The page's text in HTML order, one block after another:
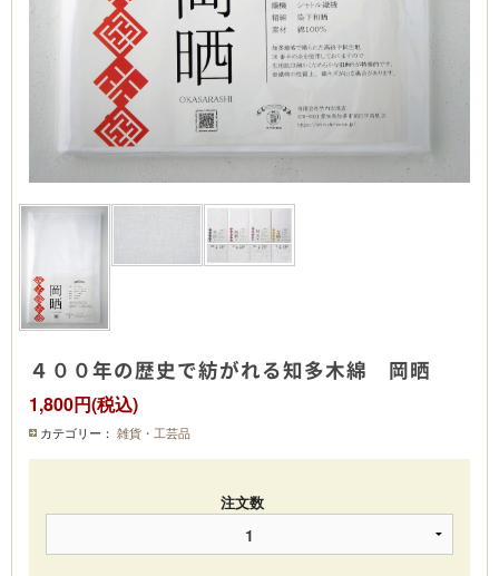
４００年の歴史で紡がれる知多木綿 岡晒
1,800円(税込)
カテゴリー： 雑貨・工芸品
注文数